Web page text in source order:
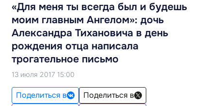
«Для меня ты всегда был и будешь
моим главным Ангелом»: дочь
Александра Тихановича в день
рождения отца написала
трогательное письмо
13 июля 2017 15:00
Поделиться в
Поделиться в